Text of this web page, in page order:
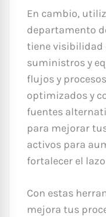
En cambio,
departamento
tiene visibilidad
suministros y
flujos y
optimizados y
fuentes
para mejorar
activos para
fortalecer el
Con estas
mejora tus